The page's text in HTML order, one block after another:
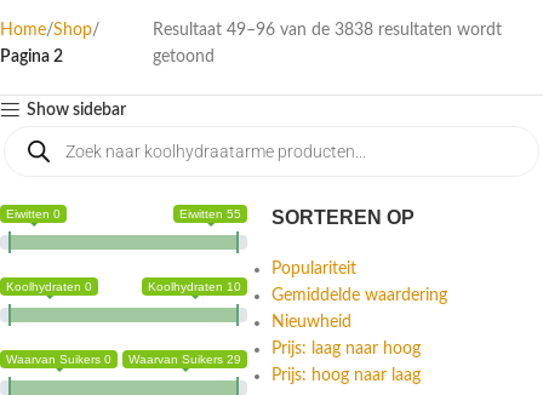
Home Shop
Pagina 2
Resultaat 49–96 van de 3838 resultaten wordt
getoond
Show sidebar
Eiwitten 0 Eiwitten 55
Koolhydraten 0 Koolhydraten 10
Waarvan Suikers 0 Waarvan Suikers 29
SORTEREN OP
Populariteit
Gemiddelde waardering
Nieuwheid
Prijs: laag naar hoog
Prijs: hoog naar laag